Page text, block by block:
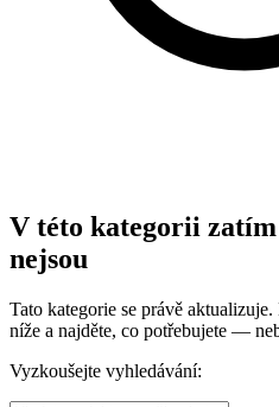
V této kategorii
nejsou
Tato kategorie se právě
níže a najděte, co potřebujete —
Vyzkoušejte vyhledávání: